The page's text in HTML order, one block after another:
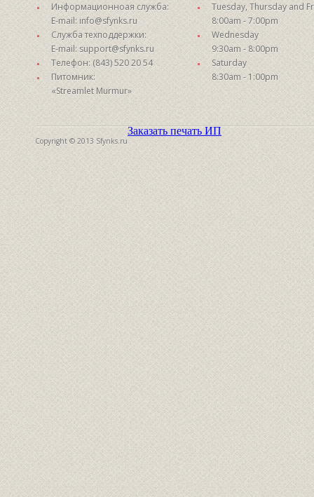
Информационноая служба:
E-mail: info@sfynks.ru
Служба техподдержки:
E-mail: support@sfynks.ru
Телефон: (843) 520 20 54
Питомник:
«Streamlet Murmur»
Tuesday, Thursday and
8:00am - 7:00pm
Wednesday
9:30am - 8:00pm
Saturday
8:30am - 1:00pm
Copyright © 2013 Sfynks.ru
Заказать печать ИП